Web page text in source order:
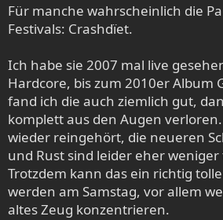
n
:
Für manche wahrscheinlich die
Festivals: Crashdïet.
Ich habe sie 2007 mal live
Hardcore, bis zum 2010er Album
fand ich die auch ziemlich gut,
komplett aus den Augen
wieder reingehört, die neueren
und Rust sind leider eher weniger
Trotzdem kann das ein richtig
werden am Samstag, vor allem
altes Zeug konzentrieren.